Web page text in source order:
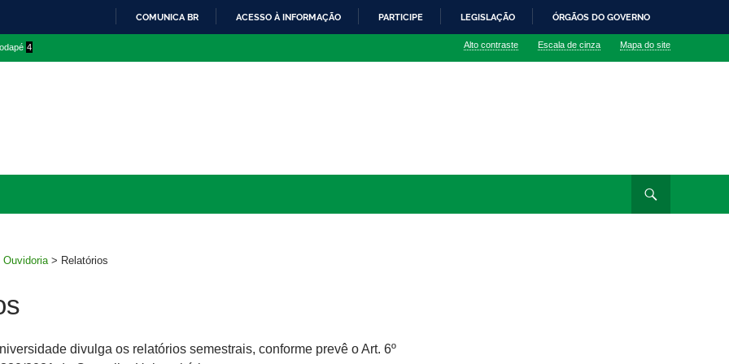
O
COMUNICA BR ACESSO À INFORMAÇÃO PARTICIPE LEGISLAÇÃO ÓRGÃOS DO GOVERNO
4 Alto contraste Escala de cinza Mapa do site
Ouvidoria > Relatórios
divulga os relatórios semestrais, conforme prevê o Art. 6º